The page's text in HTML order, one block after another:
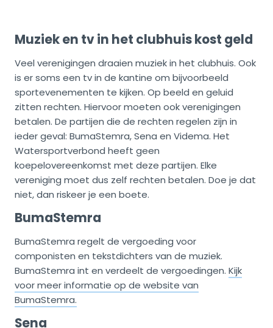
Muziek en tv in het clubhuis kost geld
Veel verenigingen draaien muziek in het clubhuis. Ook
is er soms een tv in de kantine om bijvoorbeeld
sportevenementen te kijken. Op beeld en geluid
zitten rechten. Hiervoor moeten ook verenigingen
betalen. De partijen die de rechten regelen zijn in
ieder geval: BumaStemra, Sena en Videma. Het
Watersportverbond heeft geen
koepelovereenkomst met deze partijen. Elke
vereniging moet dus zelf rechten betalen. Doe je dat
niet, dan riskeer je een boete.
BumaStemra
BumaStemra regelt de vergoeding voor
componisten en tekstdichters van de muziek.
BumaStemra int en verdeelt de vergoedingen. Kijk
voor meer informatie op de website van
BumaStemra.
Sena